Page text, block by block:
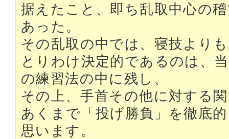
据えたこと、即ち乱取中心の
あった。
その乱取の中では、寝技より
とりわけ決定的であるのは、
の練習法の中に残し、
その上、手首その他に対する
あくまで「投げ勝負」を徹底
思います。